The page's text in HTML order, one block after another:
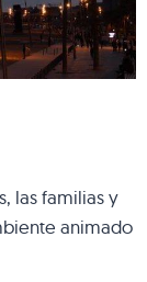
las familias y
animado